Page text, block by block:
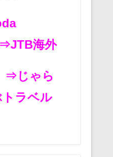
⇒JTB海外
⇒じゃら
ラベル